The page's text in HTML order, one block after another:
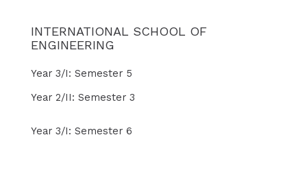
INTERNATIONAL SCHOOL OF
ENGINEERING
Year 3/I: Semester 5
Year 2/II: Semester 3
Year 3/I: Semester 6